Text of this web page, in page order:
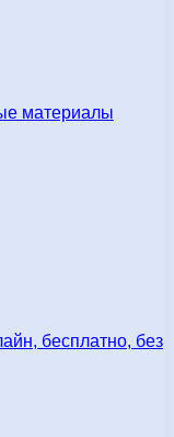
материалы
бесплатно, без